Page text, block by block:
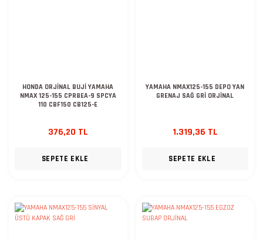
HONDA ORJİNAL BUJİ YAMAHA
NMAX 125-155 CPR8EA-9 SPCYA
110 CBF150 CB125-E
376,20 TL
SEPETE EKLE
YAMAHA NMAX125-155 DEPO YAN
GRENAJ SAĞ GRİ ORJİNAL
1.319,36 TL
SEPETE EKLE